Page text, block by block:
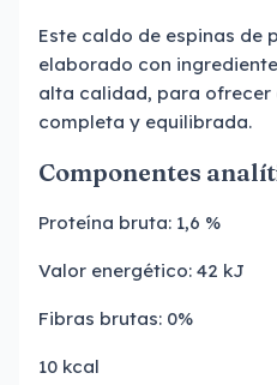
Este caldo de espinas de
elaborado con
alta calidad, para ofrecer
completa y equilibrada.
Componentes
Proteína bruta: 1,6 %
Valor energético: 42 kJ
Fibras brutas: 0%
10 kcal